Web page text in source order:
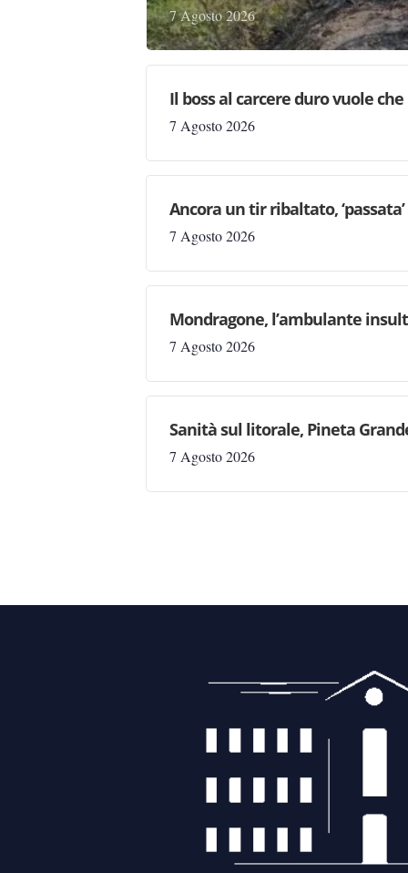
7 Agosto 2026
Il boss al carcere duro vuole
7 Agosto 2026
Ancora un tir ribaltato,
7 Agosto 2026
Mondragone, l’ambulante
7 Agosto 2026
Sanità sul litorale, Pineta
7 Agosto 2026